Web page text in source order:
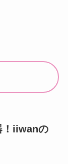
！iiwanの